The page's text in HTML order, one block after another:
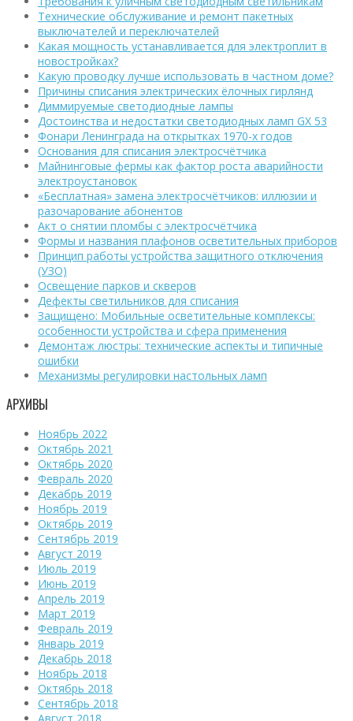
Технические обслуживание и ремонт пакетных
выключателей и переключателей
Какая мощность устанавливается для электроплит в
новостройках?
Какую проводку лучше использовать в частном доме?
Причины списания электрических ёлочных гирлянд
Диммируемые светодиодные лампы
Достоинства и недостатки светодиодных ламп GX 53
Фонари Ленинграда на открытках 1970-х годов
Основания для списания электросчётчика
Майнинговые фермы как фактор роста аварийности
электроустановок
«Бесплатная» замена электросчётчиков: иллюзии и
разочарование абонентов
Акт о снятии пломбы с электросчётчика
Формы и названия плафонов осветительных приборов
Принцип работы устройства защитного отключения
(УЗО)
Освещение парков и скверов
Дефекты светильников для списания
Защищено: Мобильные осветительные комплексы:
особенности устройства и сфера применения
Демонтаж люстры: технические аспекты и типичные
ошибки
Механизмы регулировки настольных ламп
АРХИВЫ
Ноябрь 2022
Октябрь 2021
Октябрь 2020
Февраль 2020
Декабрь 2019
Ноябрь 2019
Октябрь 2019
Сентябрь 2019
Август 2019
Июль 2019
Июнь 2019
Апрель 2019
Март 2019
Февраль 2019
Январь 2019
Декабрь 2018
Ноябрь 2018
Октябрь 2018
Сентябрь 2018
Август 2018